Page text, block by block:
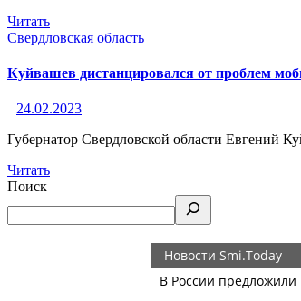
Читать
Свердловская область
Куйвашев дистанцировался от проблем
24.02.2023
Губернатор Свердловской области Евгений
Читать
Поиск